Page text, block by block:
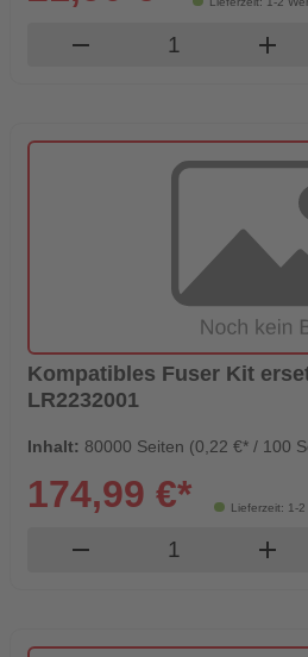
remove Produkt add
Kompatibles Fuser Kit
LR2232001
Inhalt: 80000 Seiten (0,22 €* / 100
Lieferzeit: 1-2
174,99 €*
remove Produkt add